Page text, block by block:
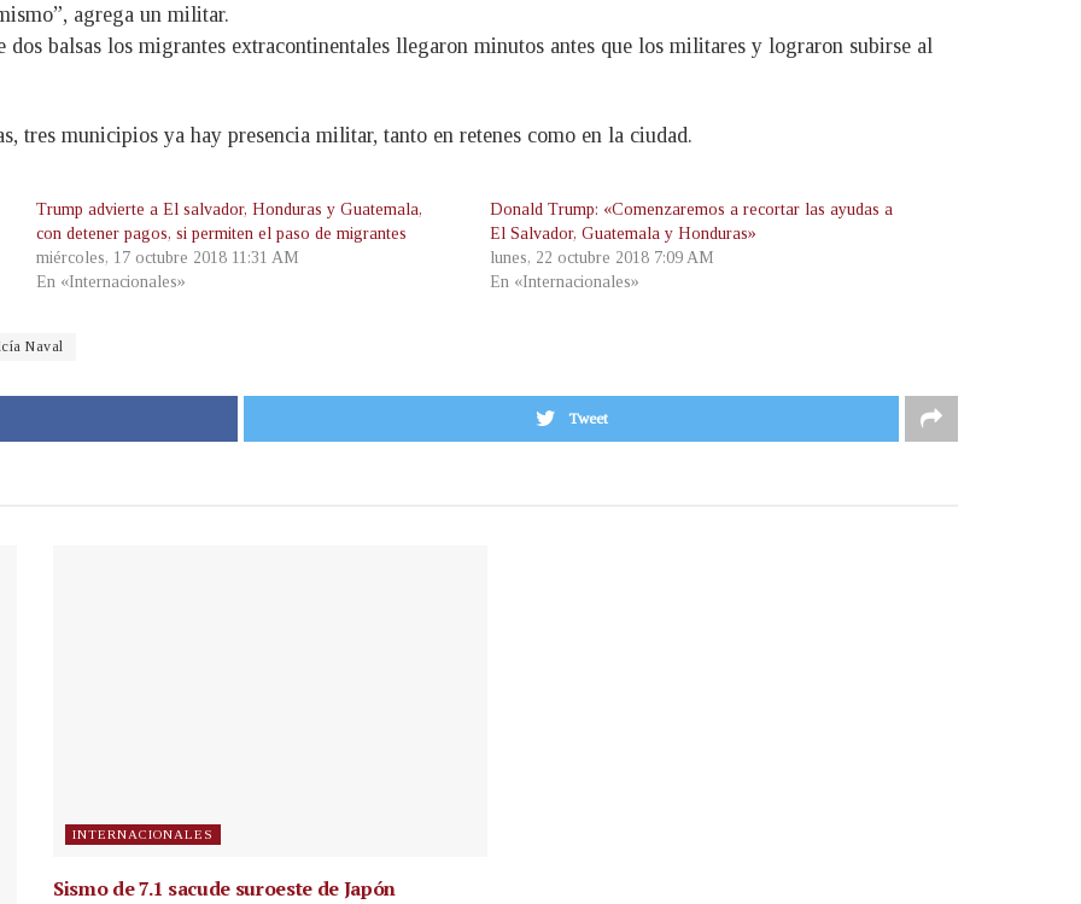
agrega un militar.
dos balsas los migrantes extracontinentales llegaron minutos antes que los militares y lograron subirse al
tres municipios ya hay presencia militar, tanto en retenes como en la ciudad.
Trump advierte a El salvador, Honduras y Guatemala,
con detener pagos, si permiten el paso de migrantes
miércoles, 17 octubre 2018 11:31 AM
En «Internacionales»
Donald Trump: «Comenzaremos a recortar las ayudas a
El Salvador, Guatemala y Honduras»
lunes, 22 octubre 2018 7:09 AM
En «Internacionales»
Naval
Tweet
INTERNACIONALES
Sismo de 7.1 sacude suroeste de Japón